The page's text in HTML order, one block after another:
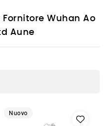
Fornitore Wuhan Ao
Aune
Nuovo